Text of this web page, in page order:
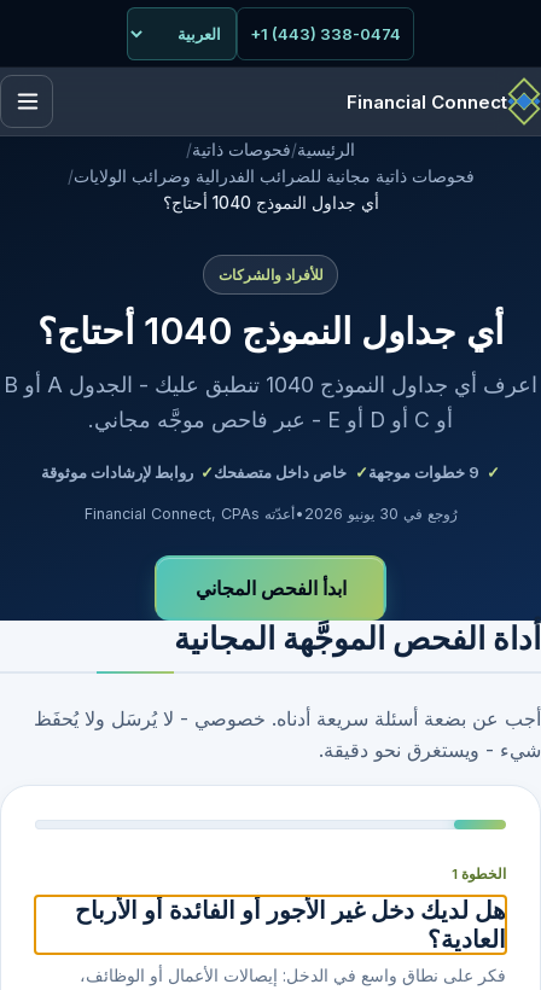
+1 (443) 338-0474
Financial Connect
الرئيسية/فحوصات ذاتية/
فحوصات ذاتية مجانية للضرائب الفدرالية وضرائب الولايات/
أي جداول النموذج 1040 أحتاج؟
للأفراد والشركات
أي جداول النموذج 1040 أحتاج؟
اعرف أي جداول النموذج 1040 تنطبق عليك - الجدول A أو B
أو C أو D أو E - عبر فاحص موجَّه مجاني.
9 خطوات موجهة خاص داخل متصفحك روابط لإرشادات موثوقة
رُوجع في 30 يونيو 2026 •أعدّته Financial Connect, CPAs
ابدأ الفحص المجاني
أداة الفحص الموجَّهة المجانية
أجب عن بضعة أسئلة سريعة أدناه. خصوصي - لا يُرسَل ولا يُحفَظ
شيء - ويستغرق نحو دقيقة.
الخطوة 1
هل لديك دخل غير الأجور أو الفائدة أو الأرباح
العادية؟
فكر على نطاق واسع في الدخل: إيصالات الأعمال أو الوظائف،